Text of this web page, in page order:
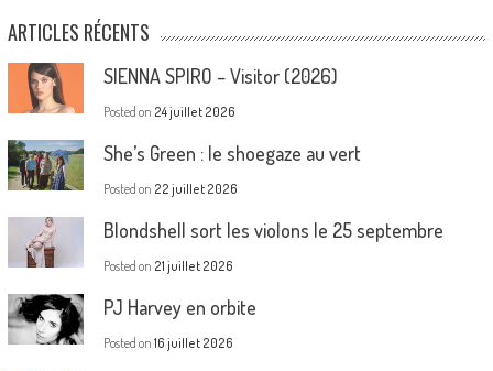
ARTICLES RÉCENTS
SIENNA SPIRO – Visitor (2026)
Posted on 24 juillet 2026
She’s Green : le shoegaze au vert
Posted on 22 juillet 2026
Blondshell sort les violons le 25 septembre
Posted on 21 juillet 2026
PJ Harvey en orbite
Posted on 16 juillet 2026